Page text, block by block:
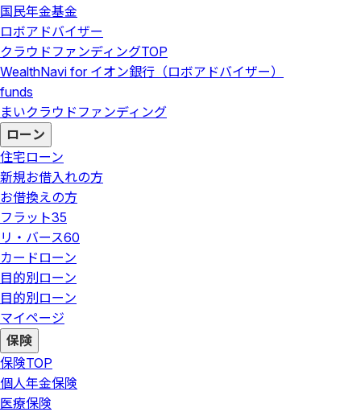
国民年金基金
ロボアドバイザー
クラウドファンディングTOP
WealthNavi for イオン銀行（ロボアドバイザー）
funds
まいクラウドファンディング
ローン
住宅ローン
新規お借入れの方
お借換えの方
フラット35
リ・バース60
カードローン
目的別ローン
目的別ローン
マイページ
保険
保険TOP
個人年金保険
医療保険